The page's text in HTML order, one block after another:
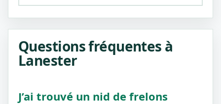
Questions fréquentes à
Lanester
J’ai trouvé un nid de frelons